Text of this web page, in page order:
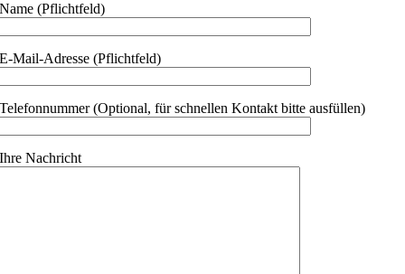
Name (Pflichtfeld)
E-Mail-Adresse (Pflichtfeld)
Telefonnummer (Optional, für schnellen Kontakt bitte ausfüllen)
Ihre Nachricht